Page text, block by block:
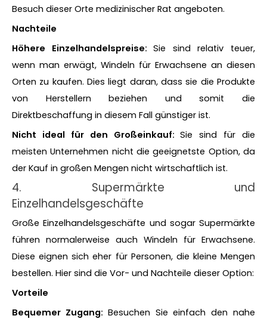
Besuch dieser Orte medizinischer Rat angeboten.
Nachteile
Höhere Einzelhandelspreise:Sie sind relativ teuer,
wenn man erwägt, Windeln für Erwachsene an diesen
Orten zu kaufen. Dies liegt daran, dass sie die Produkte
von Herstellern beziehen und somit die
Direktbeschaffung in diesem Fall günstiger ist.
Nicht ideal für den Großeinkauf:Sie sind für die
meisten Unternehmen nicht die geeignetste Option, da
der Kauf in großen Mengen nicht wirtschaftlich ist.
4. Supermärkte und
Einzelhandelsgeschäfte
Große Einzelhandelsgeschäfte und sogar Supermärkte
führen normalerweise auch Windeln für Erwachsene.
Diese eignen sich eher für Personen, die kleine Mengen
bestellen. Hier sind die Vor- und Nachteile dieser Option:
Vorteile
Bequemer Zugang: Besuchen Sie einfach den nahe